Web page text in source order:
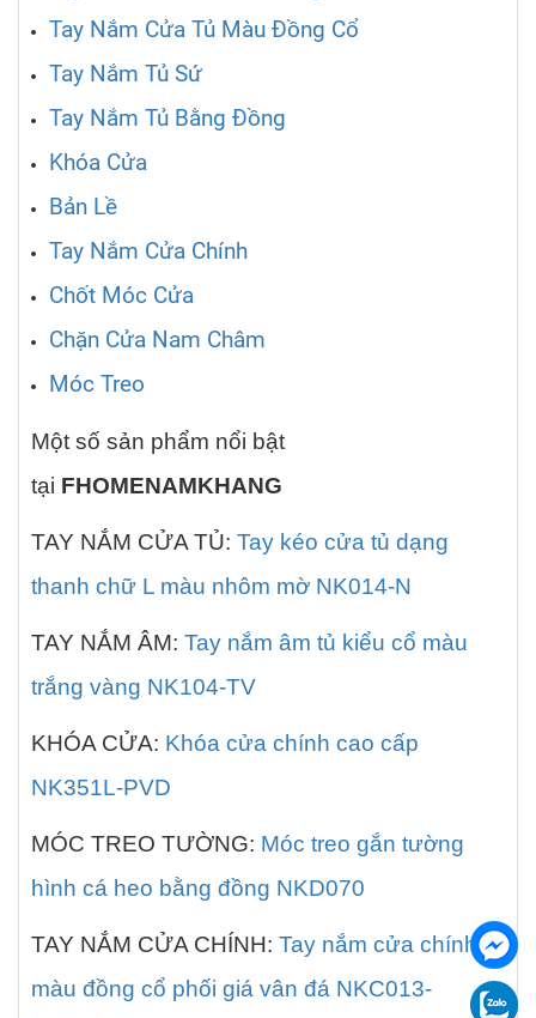
Tay Nắm Cửa Tủ Màu Đồng Cổ
Tay Nắm Tủ Sứ
Tay Nắm Tủ Bằng Đồng
Khóa Cửa
Bản Lề
Tay Nắm Cửa Chính
Chốt Móc Cửa
Chặn Cửa Nam Châm
Móc Treo
Một số sản phẩm nổi bật
tại FHOMENAMKHANG
TAY NẮM CỬA TỦ: Tay kéo cửa tủ dạng
thanh chữ L màu nhôm mờ NK014-N
TAY NẮM ÂM: Tay nắm âm tủ kiểu cổ màu
trắng vàng NK104-TV
KHÓA CỬA: Khóa cửa chính cao cấp
NK351L-PVD
MÓC TREO TƯỜNG: Móc treo gắn tường
hình cá heo bằng đồng NKD070
TAY NẮM CỬA CHÍNH: Tay nắm cửa chính
màu đồng cổ phối giá vân đá NKC013-